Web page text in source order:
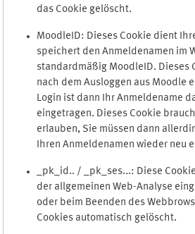
das Cookie gelöscht.
MoodleID: Dieses Cookie dient
speichert den Anmeldenamen im
standardmäßig MoodleID. Dieses
nach dem Ausloggen aus Moodle
Login ist dann Ihr Anmeldename
eingetragen. Dieses Cookie
erlauben, Sie müssen dann
Ihren Anmeldenamen wieder neu
_pk_id.. / _pk_ses...: Diese
der allgemeinen Web-Analyse
oder beim Beenden des
Cookies automatisch gelöscht.